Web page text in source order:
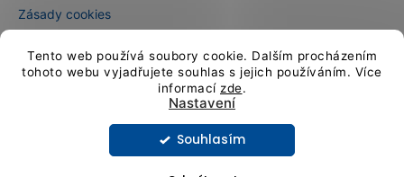
Tento web používá soubory cookie. Dalším procházením
tohoto webu vyjadřujete souhlas s jejich používáním. Více
informací zde.
Nastavení
Souhlasím
Zásady cookies
E-Shop auf Deutsch
Vytvořil Shoptet
Copyright 2026
. Všechna práva
Upravit nastavení cookies